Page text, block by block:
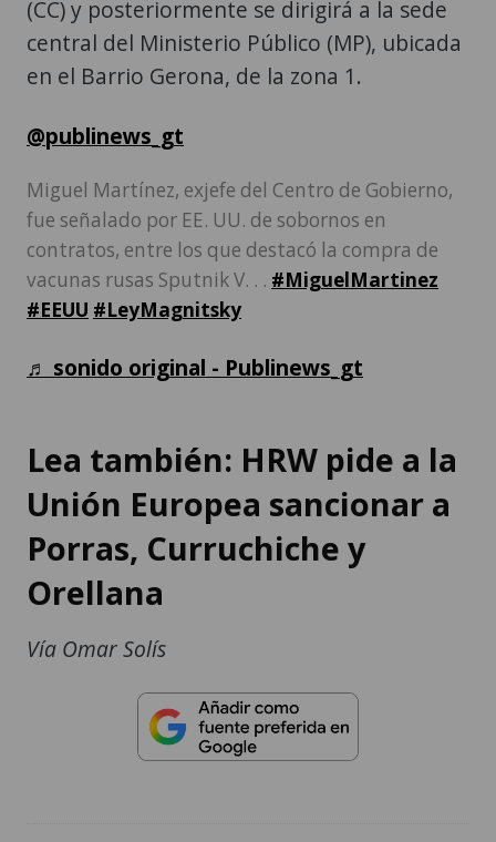
(CC) y posteriormente se dirigirá a la sede
central del Ministerio Público (MP), ubicada
en el Barrio Gerona, de la zona 1.
@publinews_gt
Miguel Martínez, exjefe del Centro de Gobierno,
fue señalado por EE. UU. de sobornos en
contratos, entre los que destacó la compra de
vacunas rusas Sputnik V. . . #MiguelMartinez
#EEUU #LeyMagnitsky
♬ sonido original - Publinews_gt
Lea también: HRW pide a la
Unión Europea sancionar a
Porras, Curruchiche y
Orellana
Vía Omar Solís